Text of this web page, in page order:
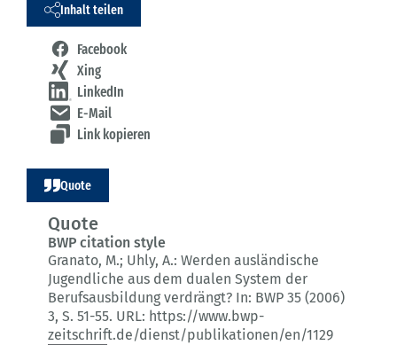
Inhalt teilen
Facebook
Xing
LinkedIn
E-Mail
Link kopieren
Quote
Quote
BWP citation style
Granato, M.; Uhly, A.: Werden ausländische
Jugendliche aus dem dualen System der
Berufsausbildung verdrängt? In: BWP 35 (2006)
3, S. 51-55. URL: https://www.bwp-
zeitschrift.de/dienst/publikationen/en/1129